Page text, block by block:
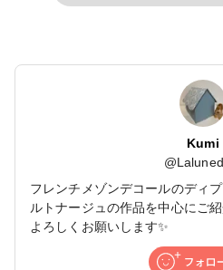
Kumi
@
フレンチメゾンデコールのディ
ルトナージュの作品を中心にご
よろしくお願いします✨